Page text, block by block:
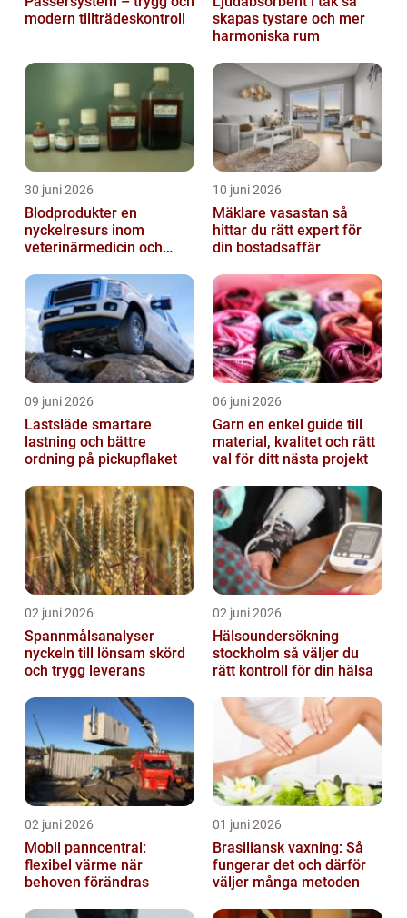
modern tillträdeskontroll
skapas tystare och mer
harmoniska rum
30 juni 2026
Blodprodukter en
nyckelresurs inom
veterinärmedicin och
10 juni 2026
Mäklare vasastan så
hittar du rätt expert för
din bostadsaffär
09 juni 2026
Lastsläde smartare
lastning och bättre
ordning på pickupflaket
06 juni 2026
Garn en enkel guide till
material, kvalitet och rätt
val för ditt nästa projekt
02 juni 2026
Spannmålsanalyser
nyckeln till lönsam skörd
och trygg leverans
02 juni 2026
Hälsoundersökning
stockholm så väljer du
rätt kontroll för din hälsa
02 juni 2026
Mobil panncentral:
flexibel värme när
behoven förändras
01 juni 2026
Brasiliansk vaxning: Så
fungerar det och därför
väljer många metoden